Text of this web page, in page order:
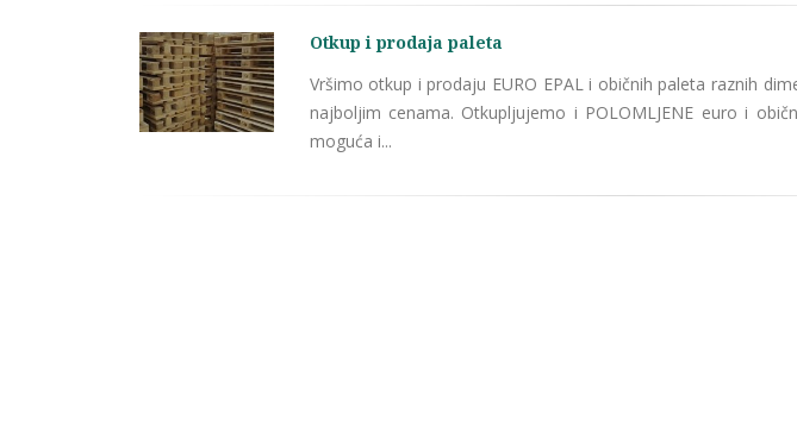
Otkup i prodaja paleta
Vršimo otkup i prodaju EURO EPAL i običnih paleta raznih
najboljim cenama. Otkupljujemo i POLOMLJENE euro i
moguća i...